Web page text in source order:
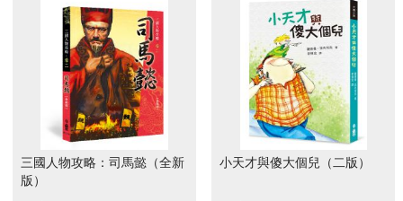
三國人物攻略：司馬懿（全新
版）
小天才與傻大個兒（二版）